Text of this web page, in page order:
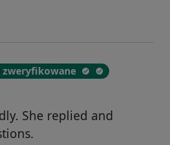
zweryfikowane
She replied and